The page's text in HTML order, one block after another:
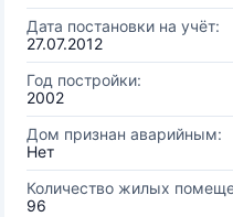
Дата постановки на учёт:
27.07.2012
Год постройки:
2002
Дом признан аварийным:
Нет
Количество жилых
96